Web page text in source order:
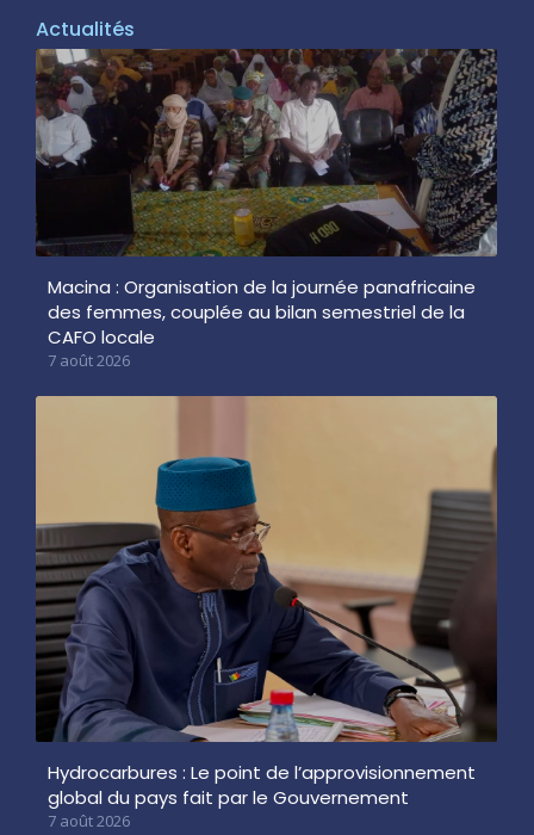
Actualités
Macina : Organisation de la journée panafricaine
des femmes, couplée au bilan semestriel de la
CAFO locale
7 août 2026
Hydrocarbures : Le point de l’approvisionnement
global du pays fait par le Gouvernement
7 août 2026